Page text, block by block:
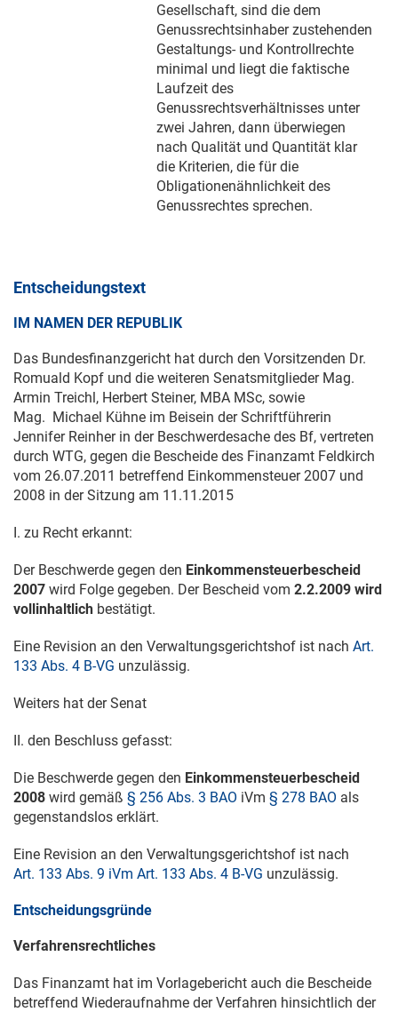
Gesellschaft, sind die dem
Genussrechtsinhaber zustehenden
Gestaltungs- und Kontrollrechte
minimal und liegt die faktische
Laufzeit des
Genussrechtsverhältnisses unter
zwei Jahren, dann überwiegen
nach Qualität und Quantität klar
die Kriterien, die für die
Obligationenähnlichkeit des
Genussrechtes sprechen.
Entscheidungstext
IM NAMEN DER REPUBLIK
Das Bundesfinanzgericht hat durch den Vorsitzenden Dr.
Romuald Kopf und die weiteren Senatsmitglieder Mag.
Armin Treichl, Herbert Steiner, MBA MSc, sowie
Mag. Michael Kühne im Beisein der Schriftführerin
Jennifer Reinher in der Beschwerdesache des Bf, vertreten
durch WTG, gegen die Bescheide des Finanzamt Feldkirch
vom 26.07.2011 betreffend Einkommensteuer 2007 und
2008 in der Sitzung am 11.11.2015
I. zu Recht erkannt:
Der Beschwerde gegen den Einkommensteuerbescheid
2007 wird Folge gegeben. Der Bescheid vom 2.2.2009 wird
vollinhaltlich bestätigt.
Eine Revision an den Verwaltungsgerichtshof ist nach Art.
133 Abs. 4 B-VG unzulässig.
Weiters hat der Senat
II. den Beschluss gefasst:
Die Beschwerde gegen den Einkommensteuerbescheid
2008 wird gemäß § 256 Abs. 3 BAO iVm § 278 BAO als
gegenstandslos erklärt.
Eine Revision an den Verwaltungsgerichtshof ist nach
Art. 133 Abs. 9 iVm Art. 133 Abs. 4 B-VG unzulässig.
Entscheidungsgründe
Verfahrensrechtliches
Das Finanzamt hat im Vorlagebericht auch die Bescheide
betreffend Wiederaufnahme der Verfahren hinsichtlich der